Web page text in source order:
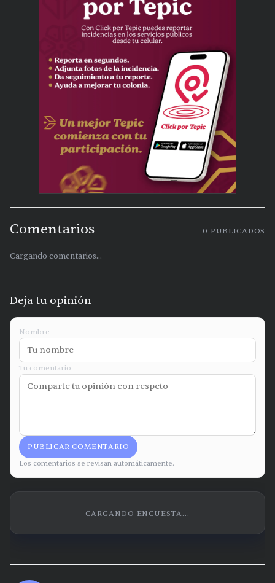
Comentarios 0 PUBLICADOS
Cargando comentarios...
Deja tu opinión
Nombre
Tu comentario
PUBLICAR COMENTARIO
Los comentarios se revisan automáticamente.
CARGANDO ENCUESTA...